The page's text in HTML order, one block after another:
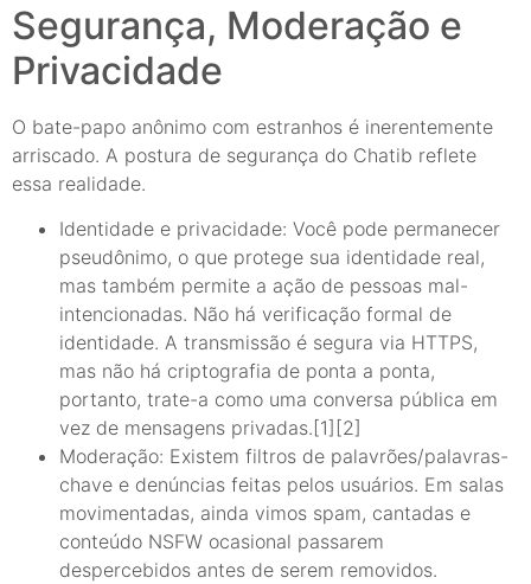
Segurança, Moderação e
Privacidade
O bate-papo anônimo com estranhos é inerentemente
arriscado. A postura de segurança do Chatib reflete
essa realidade.
Identidade e privacidade: Você pode permanecer
pseudônimo, o que protege sua identidade real,
mas também permite a ação de pessoas mal-
intencionadas. Não há verificação formal de
identidade. A transmissão é segura via HTTPS,
mas não há criptografia de ponta a ponta,
portanto, trate-a como uma conversa pública em
vez de mensagens privadas.[1][2]
Moderação: Existem filtros de palavrões/palavras-
chave e denúncias feitas pelos usuários. Em salas
movimentadas, ainda vimos spam, cantadas e
conteúdo NSFW ocasional passarem
despercebidos antes de serem removidos.